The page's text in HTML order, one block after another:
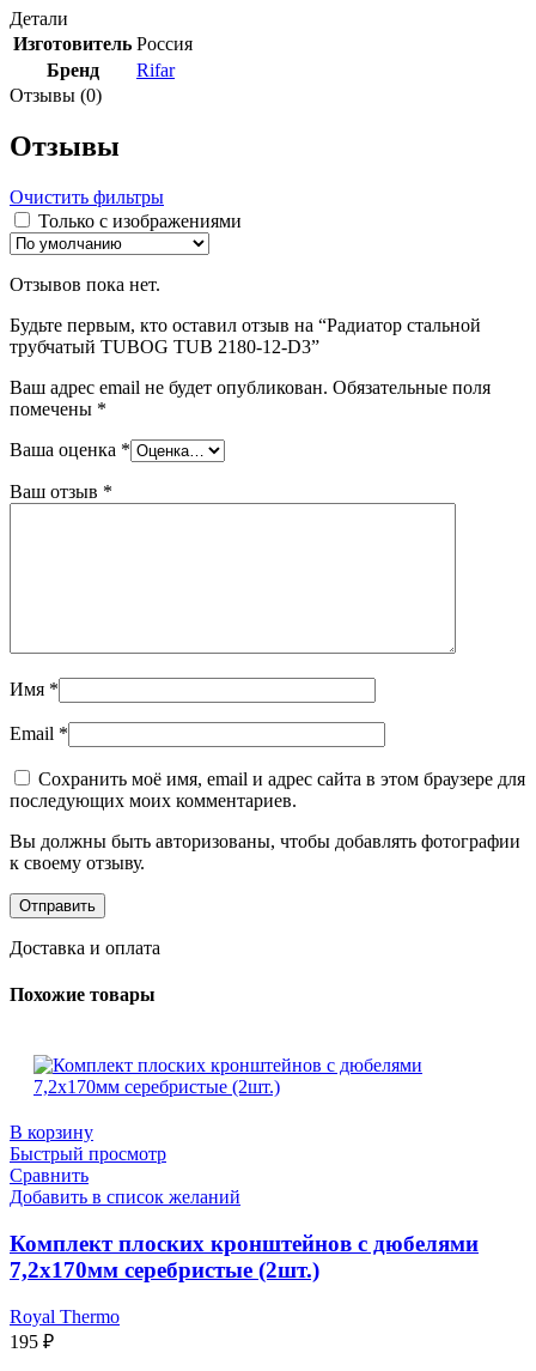
Детали
Изготовитель Россия
Бренд
Rifar
Отзывы (0)
Отзывы
Очистить фильтры
Только с изображениями
Отзывов пока нет.
Будьте первым, кто оставил отзыв на “Радиатор стальной
трубчатый TUBOG TUB 2180-12-D3”
Ваш адрес email не будет опубликован. Обязательные поля
помечены *
Ваша оценка *
Ваш отзыв *
Имя *
Email *
Сохранить моё имя, email и адрес сайта в этом браузере для
последующих моих комментариев.
Вы должны быть авторизованы, чтобы добавлять фотографии
к своему отзыву.
Доставка и оплата
Похожие товары
В корзину
Быстрый просмотр
Сравнить
Добавить в список желаний
Комплект плоских кронштейнов с дюбелями
7,2х170мм серебристые (2шт.)
Royal Thermo
195 ₽